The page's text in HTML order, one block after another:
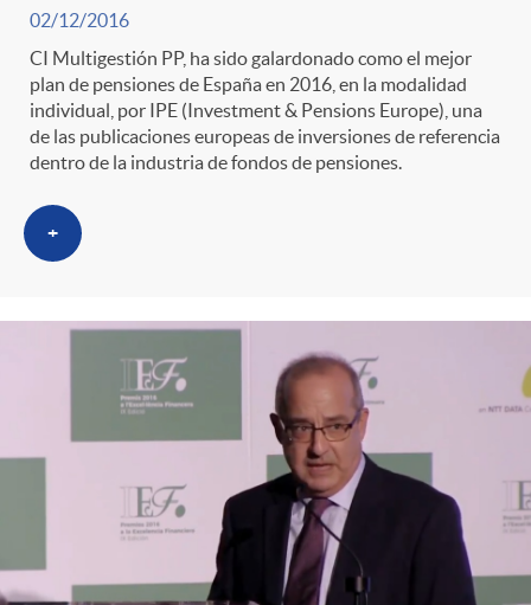
02/12/2016
CI Multigestión PP, ha sido galardonado como el mejor
plan de pensiones de España en 2016, en la modalidad
individual, por IPE (Investment & Pensions Europe), una
de las publicaciones europeas de inversiones de referencia
dentro de la industria de fondos de pensiones.
+